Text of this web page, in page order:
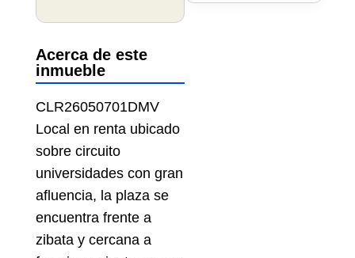
Acerca de este
inmueble
CLR26050701DMV
Local en renta ubicado
sobre circuito
universidades con gran
afluencia, la plaza se
encuentra frente a
zibata y cercana a